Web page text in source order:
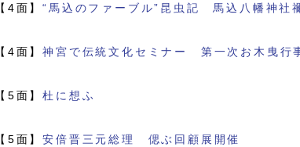
【4面】“馬込のファーブル”昆虫記 馬込八幡神
【4面】神宮で伝統文化セミナー 第一次お木曳
【5面】杜に想ふ
【5面】安倍晋三元総理 偲ぶ回顧展開催